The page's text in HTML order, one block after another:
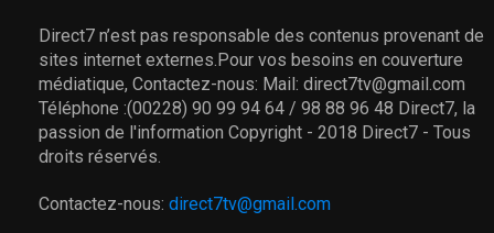
Direct7 n’est pas responsable des contenus provenant de
sites internet externes.Pour vos besoins en couverture
médiatique, Contactez-nous: Mail: direct7tv@gmail.com
Téléphone :(00228) 90 99 94 64 / 98 88 96 48 Direct7, la
passion de l'information Copyright - 2018 Direct7 - Tous
droits réservés.
Contactez-nous: direct7tv@gmail.com